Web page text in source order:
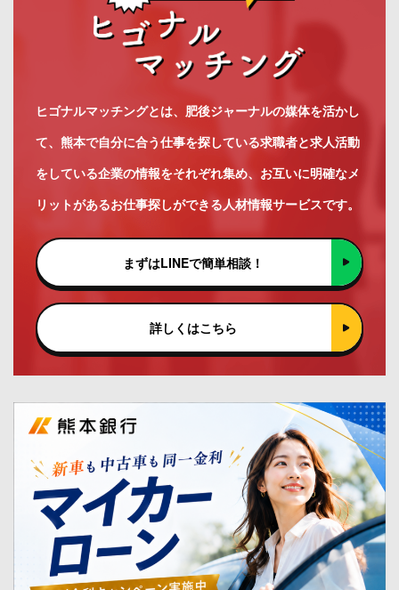
ヒゴナルマッチングとは、肥後ジャーナルの媒体を活かし
て、熊本で自分に合う仕事を探している求職者と求人活動
をしている企業の情報をそれぞれ集め、お互いに明確なメ
リットがあるお仕事探しができる人材情報サービスです。
まずはLINEで簡単相談！
詳しくはこちら